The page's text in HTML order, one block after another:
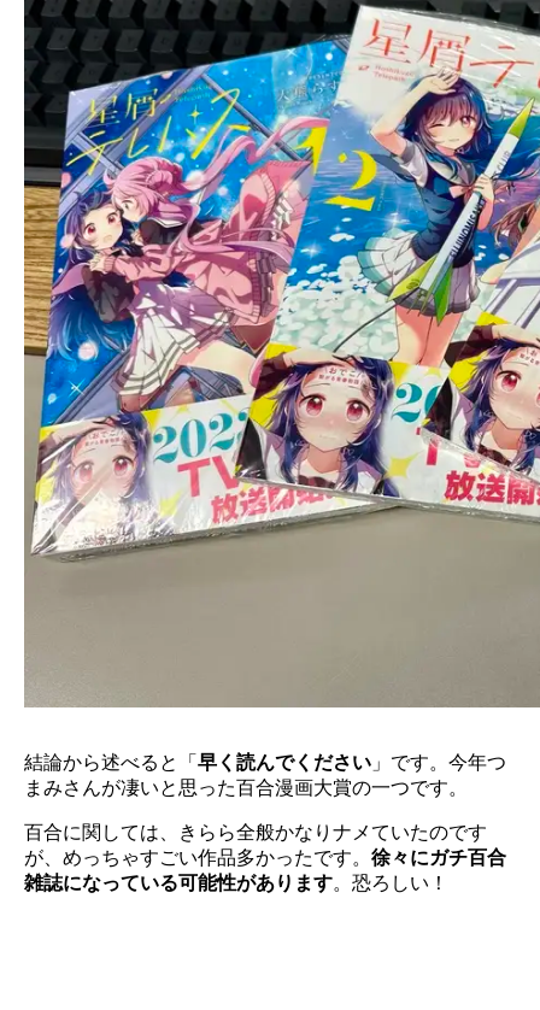
結論から述べると「 早く読んでください 」です。今年つ
まみさんが凄いと思った百合漫画大賞の一つです。
百合に関しては、きらら全般かなりナメていたのです
が、めっちゃすごい作品多かったです。 徐々にガチ百合
雑誌になっている可能性があります。恐ろしい！